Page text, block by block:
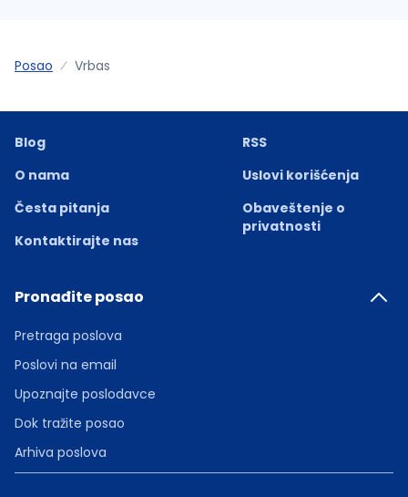
Posao Vrbas
Blog
O nama
Česta pitanja
Kontaktirajte nas
RSS
Uslovi korišćenja
Obaveštenje o
privatnosti
Pronađite posao
Pretraga poslova
Poslovi na email
Upoznajte poslodavce
Dok tražite posao
Arhiva poslova